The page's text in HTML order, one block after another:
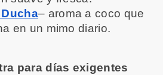
– aroma a coco que
en un mimo diario.
para días exigentes